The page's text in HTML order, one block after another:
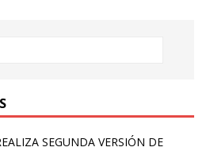
SEGUNDA VERSIÓN DE